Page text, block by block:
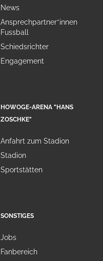
News
Ansprechpartner*innen
Fussball
Schiedsrichter
Engagement
HOWOGE-ARENA "HANS
ZOSCHKE"
Anfahrt zum Stadion
Stadion
Sportstätten
SONSTIGES
Jobs
Fanbereich